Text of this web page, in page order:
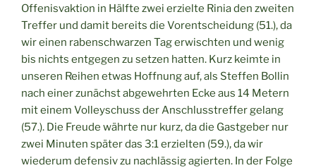
Offenisvaktion in Hälfte zwei erzielte Rinia den zweiten
Treffer und damit bereits die Vorentscheidung (51.), da
wir einen rabenschwarzen Tag erwischten und wenig
bis nichts entgegen zu setzen hatten. Kurz keimte in
unseren Reihen etwas Hoffnung auf, als Steffen Bollin
nach einer zunächst abgewehrten Ecke aus 14 Metern
mit einem Volleyschuss der Anschlusstreffer gelang
(57.). Die Freude währte nur kurz, da die Gastgeber nur
zwei Minuten später das 3:1 erzielten (59.), da wir
wiederum defensiv zu nachlässig agierten. In der Folge